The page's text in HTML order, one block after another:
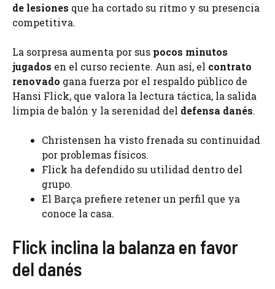
de lesiones que ha cortado su ritmo y su presencia
competitiva.
La sorpresa aumenta por sus pocos minutos
jugados en el curso reciente. Aun así, el contrato
renovado gana fuerza por el respaldo público de
Hansi Flick, que valora la lectura táctica, la salida
limpia de balón y la serenidad del defensa danés.
Christensen ha visto frenada su continuidad
por problemas físicos.
Flick ha defendido su utilidad dentro del
grupo.
El Barça prefiere retener un perfil que ya
conoce la casa.
Flick inclina la balanza en favor
del danés